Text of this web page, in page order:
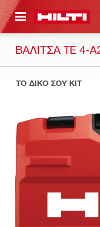
ΕΛΕΓΞΕΙΣ ΤΟ ΠΑΚΕΤΟ
ΒΑΛΊΤΣΑ TE 4-
ΤΟ ΔΙΚΟ ΣΟΥ KIT